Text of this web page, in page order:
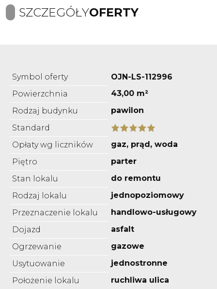
SZCZEGÓŁYOFERTY
Symbol oferty
OJN-LS-112996
Powierzchnia
43,00 m²
Rodzaj budynku
pawilon
Standard
Opłaty wg liczników
gaz, prąd, woda
Piętro
parter
Stan lokalu
do remontu
Rodzaj lokalu
jednopoziomowy
Przeznaczenie lokalu
handlowo-usługowy
Dojazd
asfalt
Ogrzewanie
gazowe
Usytuowanie
jednostronne
Położenie lokalu
ruchliwa ulica